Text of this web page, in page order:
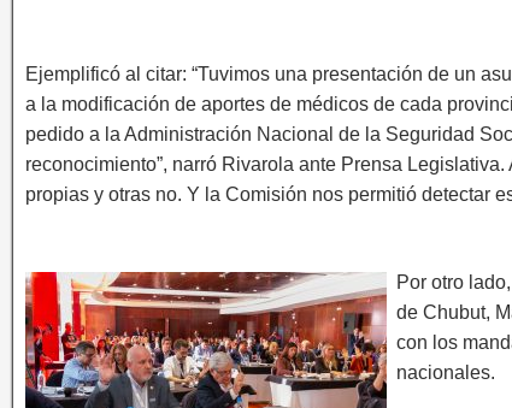
Ejemplificó al citar: “Tuvimos una presentación de un
a la modificación de aportes de médicos de cada
pedido a la Administración Nacional de la Seguridad
reconocimiento”, narró Rivarola ante Prensa
propias y otras no. Y la Comisión nos permitió detectar
Por otro
de Chubut,
con los
nacionales.